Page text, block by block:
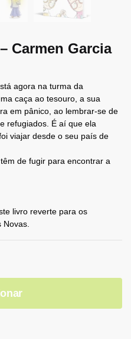
Carmen Garcia
agora na turma da
caça ao tesouro, a sua
em pânico, ao lembrar-se de
refugiados. É aí que ela
viajar desde o seu país de
de fugir para encontrar a
livro reverte para os
Novas.